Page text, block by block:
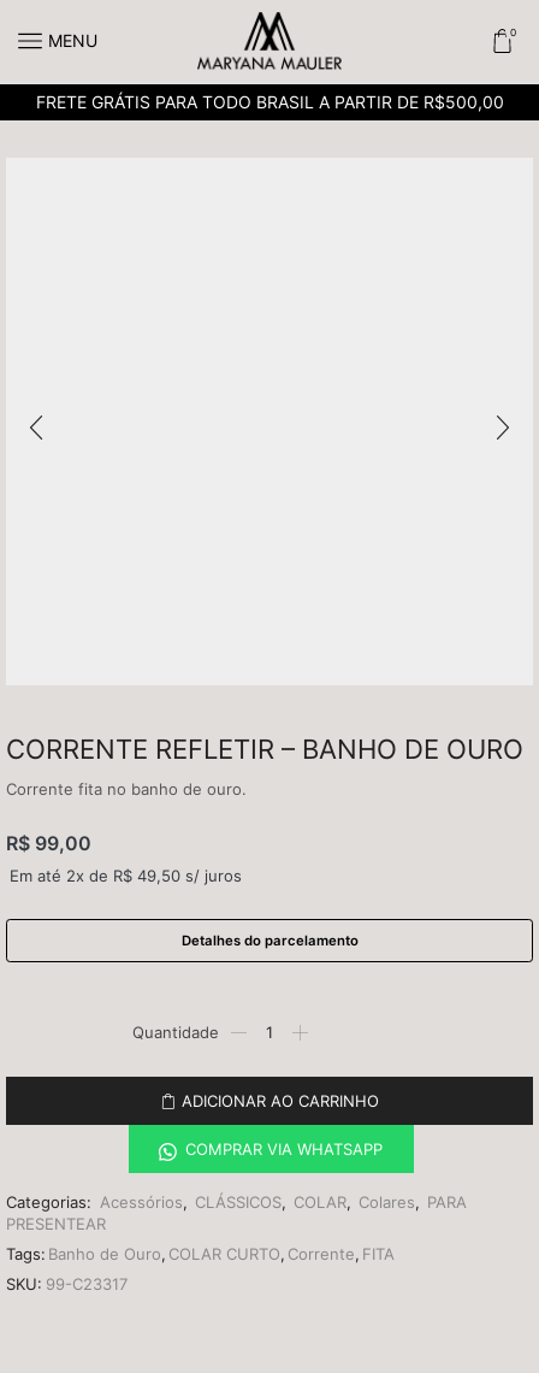
MENU 0
FRETE GRÁTIS PARA TODO BRASIL A PARTIR DE R$500,00
CORRENTE REFLETIR – BANHO DE OURO
Corrente fita no banho de ouro.
R$ 99,00
Em até 2x de R$ 49,50 s/ juros
Detalhes do parcelamento
ADICIONAR AO CARRINHO
COMPRAR VIA WHATSAPP
Categorias: Acessórios, CLÁSSICOS, COLAR, Colares, PARA
PRESENTEAR
Tags: Banho de Ouro, COLAR CURTO, Corrente, FITA
SKU: 99-C23317